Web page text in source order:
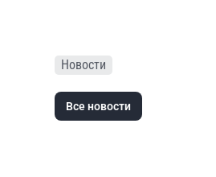
Новости
Все новости